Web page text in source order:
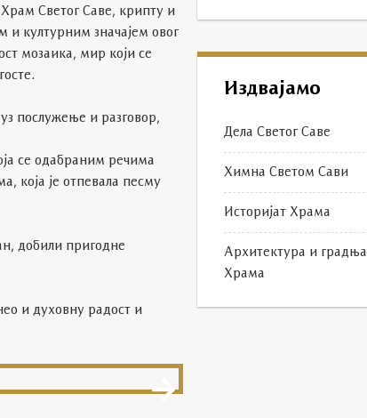
Светог Саве, крипту и
и културним значајем овог
мозаика, мир који се
послужење и разговор,
се одабраним речима
која је отпевала песму
добили пригодне
и духовну радост и
Издвајамо
Дела Светог Саве
Химна Светом Сави
Историјат Храма
Архитектура и градња
Храма